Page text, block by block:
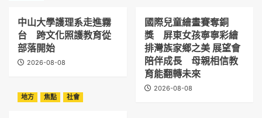
中山大學護理系走進霧
台 跨文化照護教育從
部落開始
2026-08-08
國際兒童繪畫賽奪銅
獎 屏東女孩寧寧彩繪
排灣族家鄉之美 展望會
陪伴成長 母親相信教
育能翻轉未來
2026-08-08
地方
焦點 社會